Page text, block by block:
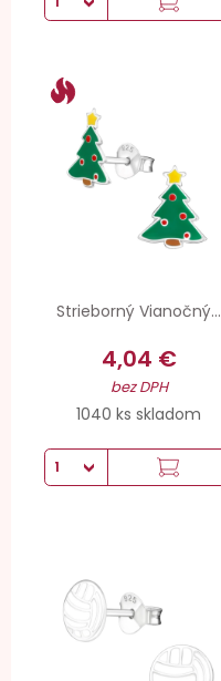
Strieborný Vianočný...
4,04 €
bez DPH
1040 ks skladom